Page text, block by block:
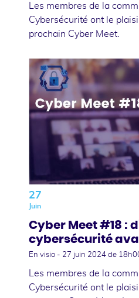
Les membres de la
Cybersécurité ont le
prochain Cyber Meet.
27
Juin
Cyber Meet #18 :
cybersécurité
En visio - 27 juin 2024 de
Les membres de la
Cybersécurité ont le